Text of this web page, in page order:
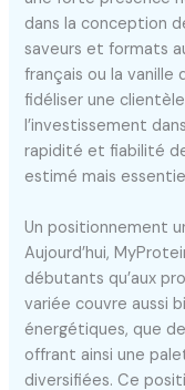
dans la conception
saveurs et formats
français ou la vanille
fidéliser une
l’investissement
rapidité et fiabilité
estimé mais
Un positionnement
Aujourd’hui,
débutants qu’aux
variée couvre aussi
énergétiques, que
offrant ainsi une
diversifiées. Ce